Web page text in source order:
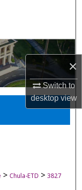
×
Switch to
desktopview
> Chula-ETD > 3827